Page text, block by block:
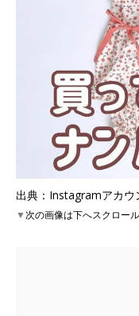
出典：Instagramアカウ
▼次の画像は下へスクロー